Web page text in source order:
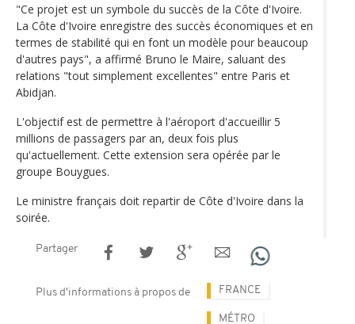
"Ce projet est un symbole du succès de la Côte d'Ivoire.
La Côte d'Ivoire enregistre des succès économiques et en
termes de stabilité qui en font un modèle pour beaucoup
d'autres pays", a affirmé Bruno le Maire, saluant des
relations "tout simplement excellentes" entre Paris et
Abidjan.
L'objectif est de permettre à l'aéroport d'accueillir 5
millions de passagers par an, deux fois plus
qu'actuellement. Cette extension sera opérée par le
groupe Bouygues.
Le ministre français doit repartir de Côte d'Ivoire dans la
soirée.
Partager
Plus d'informations à propos de FRANCE
MÉTRO